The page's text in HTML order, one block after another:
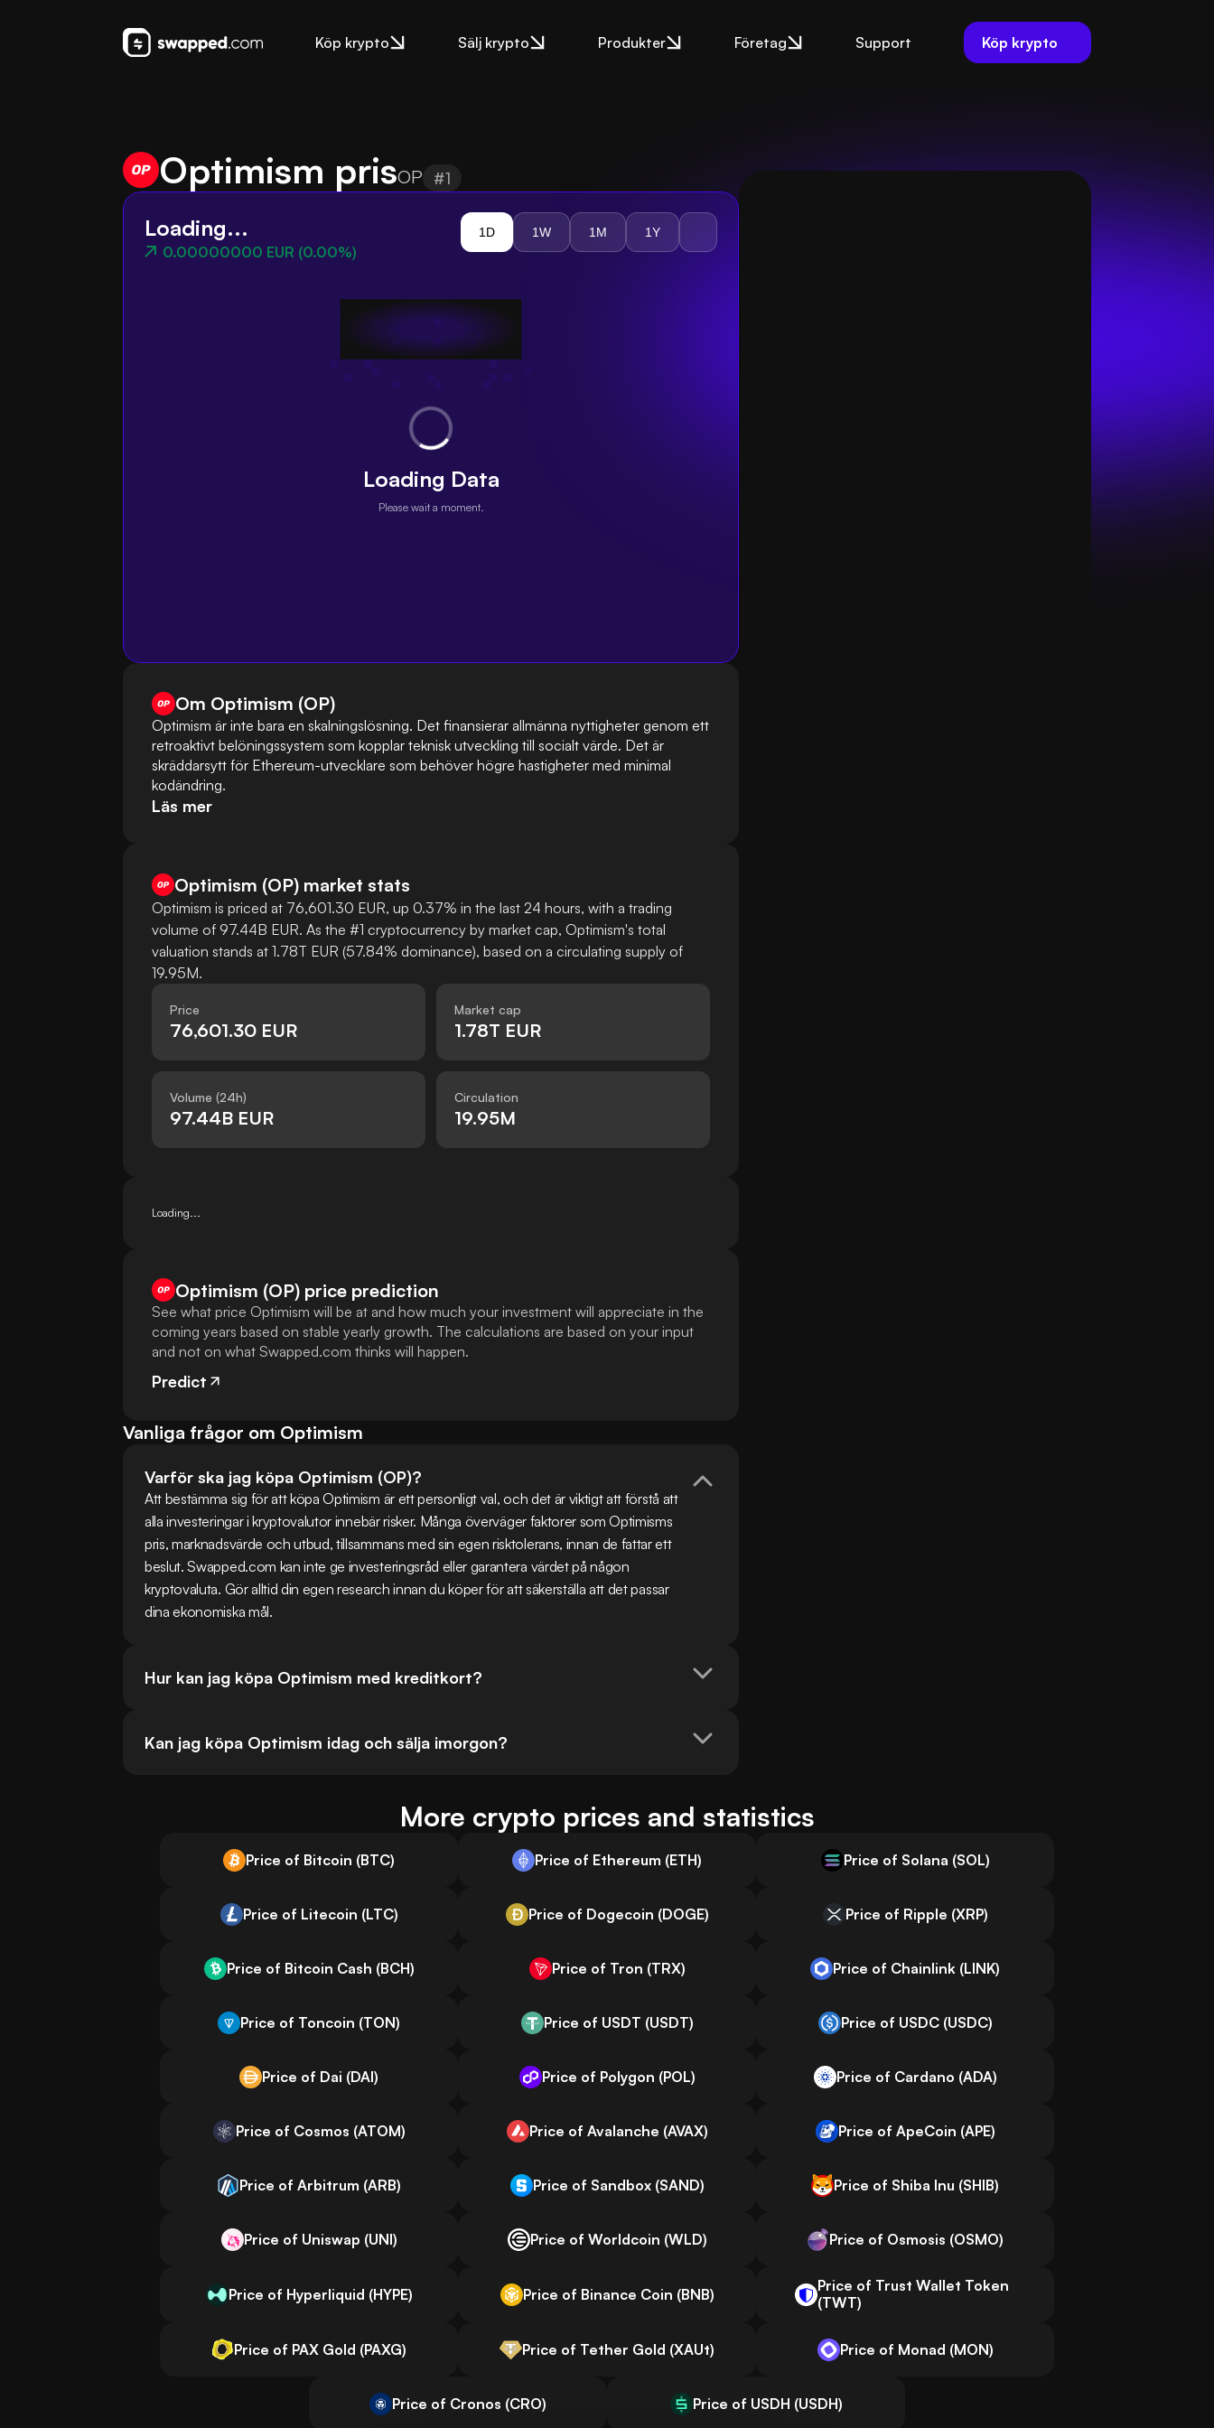
Köp krypto Sälj krypto Produkter Företag Support Köp krypto
Optimism prisOP #1
Loading...
0.00000000 EUR (0.00%)
1D 1W 1M 1Y
Loading Data
Please wait a moment.
Om Optimism (OP)
Optimism är inte bara en skalningslösning. Det finansierar allmänna nyttigheter genom ett
retroaktivt belöningssystem som kopplar teknisk utveckling till socialt värde. Det är
skräddarsytt för Ethereum-utvecklare som behöver högre hastigheter med minimal
kodändring.
Läs mer
Optimism (OP) market stats
Optimism is priced at 76,601.30 EUR, up 0.37% in the last 24 hours, with a trading
volume of 97.44B EUR. As the #1 cryptocurrency by market cap, Optimism's total
valuation stands at 1.78T EUR (57.84% dominance), based on a circulating supply of
19.95M.
Price
76,601.30 EUR
Market cap
1.78T EUR
Volume (24h)
97.44B EUR
Circulation
19.95M
Loading...
Optimism (OP) price prediction
See what price Optimism will be at and how much your investment will appreciate in the
coming years based on stable yearly growth. The calculations are based on your input
and not on what Swapped.com thinks will happen.
Predict
Vanliga frågor om Optimism
Varför ska jag köpa Optimism (OP)?
Att bestämma sig för att köpa Optimism är ett personligt val, och det är viktigt att förstå att
alla investeringar i kryptovalutor innebär risker. Många överväger faktorer som Optimisms
pris, marknadsvärde och utbud, tillsammans med sin egen risktolerans, innan de fattar ett
beslut. Swapped.com kan inte ge investeringsråd eller garantera värdet på någon
kryptovaluta. Gör alltid din egen research innan du köper för att säkerställa att det passar
dina ekonomiska mål.
Hur kan jag köpa Optimism med kreditkort?
Kan jag köpa Optimism idag och sälja imorgon?
More crypto prices and statistics
Price of Bitcoin (BTC) Price of Ethereum (ETH) Price of Solana (SOL)
Price of Litecoin (LTC) Price of Dogecoin (DOGE) Price of Ripple (XRP)
Price of Bitcoin Cash (BCH) Price of Tron (TRX) Price of Chainlink (LINK)
Price of Toncoin (TON) Price of USDT (USDT) Price of USDC (USDC)
Price of Dai (DAI) Price of Polygon (POL) Price of Cardano (ADA)
Price of Cosmos (ATOM) Price of Avalanche (AVAX) Price of ApeCoin (APE)
Price of Arbitrum (ARB) Price of Sandbox (SAND) Price of Shiba Inu (SHIB)
Price of Uniswap (UNI) Price of Worldcoin (WLD) Price of Osmosis (OSMO)
Price of Hyperliquid (HYPE) Price of Binance Coin (BNB)
Price of Trust Wallet Token
(TWT)
Price of PAX Gold (PAXG) Price of Tether Gold (XAUt) Price of Monad (MON)
Price of Cronos (CRO) Price of USDH (USDH)